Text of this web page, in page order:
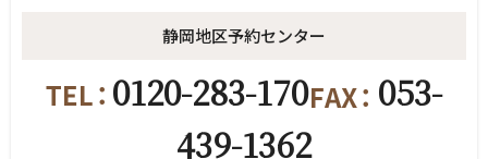
静岡地区予約センター
0120-283-170
053-
439-1362